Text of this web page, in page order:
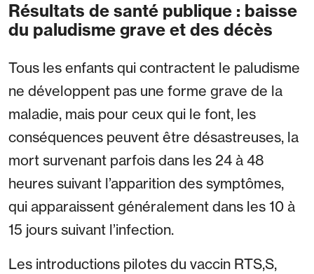
Résultats de santé publique : baisse
du paludisme grave et des décès
Tous les enfants qui contractent le paludisme
ne développent pas une forme grave de la
maladie, mais pour ceux qui le font, les
conséquences peuvent être désastreuses, la
mort survenant parfois dans les 24 à 48
heures suivant l’apparition des symptômes,
qui apparaissent généralement dans les 10 à
15 jours suivant l’infection.
Les introductions pilotes du vaccin RTS,S,